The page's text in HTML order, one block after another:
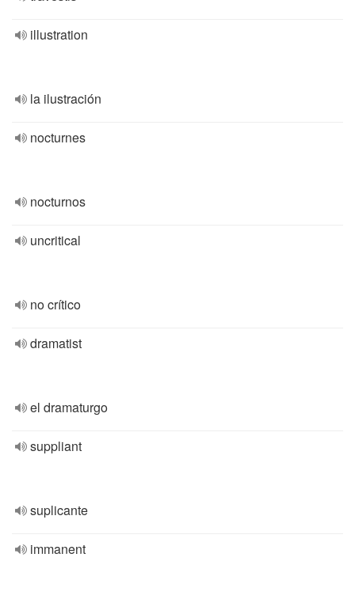
illustration
la ilustración
nocturnes
nocturnos
uncritical
no crítico
dramatist
el dramaturgo
suppliant
suplicante
immanent